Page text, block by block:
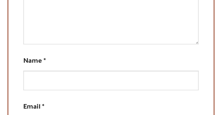
Name *
Email *